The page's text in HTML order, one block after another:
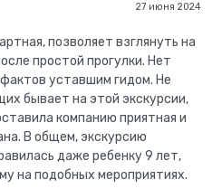
27 июня 2024
позволяет взглянуть на
простой прогулки. Нет
уставшим гидом. Не
бывает на этой экскурсии,
компанию приятная и
В общем, экскурсию
даже ребенку 9 лет,
на подобных мероприятиях.